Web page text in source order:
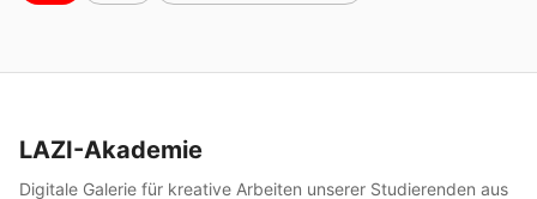
LAZI-Akademie
Digitale Galerie für kreative Arbeiten unserer Studierenden aus